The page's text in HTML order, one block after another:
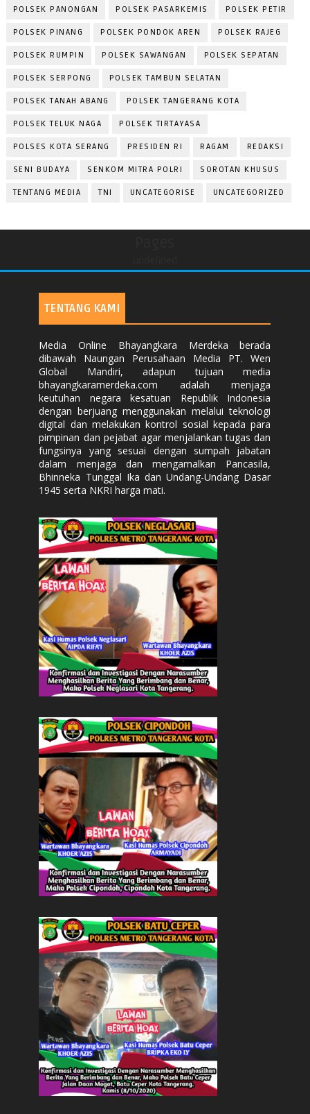
POLSEK PANONGAN POLSEK PASARKEMIS POLSEK PETIR
POLSEK PINANG POLSEK PONDOK AREN POLSEK RAJEG
POLSEK RUMPIN POLSEK SAWANGAN POLSEK SEPATAN
POLSEK SERPONG POLSEK TAMBUN SELATAN
POLSEK TANAH ABANG POLSEK TANGERANG KOTA
POLSEK TELUK NAGA POLSEK TIRTAYASA
POLSES KOTA SERANG PRESIDEN RI RAGAM REDAKSI
SENI BUDAYA SENKOM MITRA POLRI SOROTAN KHUSUS
TENTANG MEDIA TNI UNCATEGORISE UNCATEGORIZED
TENTANG KAMI
Media Online Bhayangkara Merdeka berada
dibawah Naungan Perusahaan Media PT. Wen
Global Mandiri, adapun tujuan media
bhayangkaramerdeka.com adalah menjaga
keutuhan negara kesatuan Republik Indonesia
dengan berjuang menggunakan melalui teknologi
digital dan melakukan kontrol sosial kepada para
pimpinan dan pejabat agar menjalankan tugas dan
fungsinya yang sesuai dengan sumpah jabatan
dalam menjaga dan mengamalkan Pancasila,
Bhinneka Tunggal Ika dan Undang-Undang Dasar
1945 serta NKRI harga mati.